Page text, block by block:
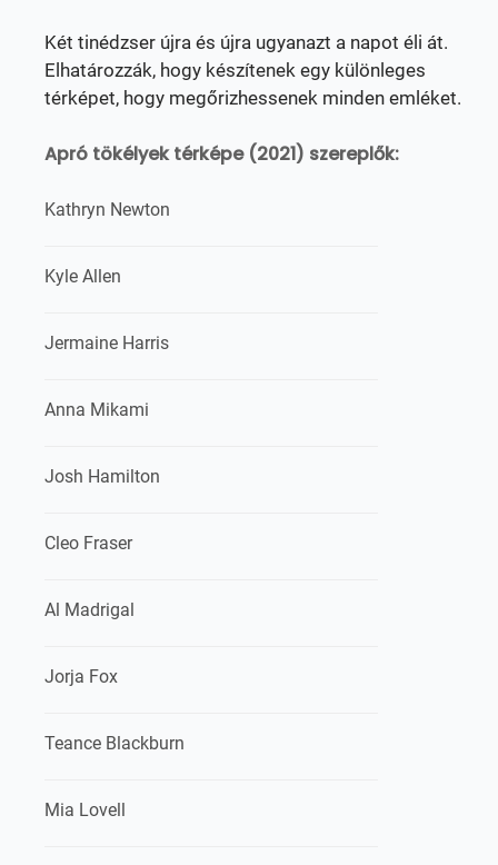
Két tinédzser újra és újra ugyanazt a napot éli át.
Elhatározzák, hogy készítenek egy különleges
térképet, hogy megőrizhessenek minden emléket.
Apró tökélyek térképe (2021) szereplők:
Kathryn Newton
Kyle Allen
Jermaine Harris
Anna Mikami
Josh Hamilton
Cleo Fraser
Al Madrigal
Jorja Fox
Teance Blackburn
Mia Lovell